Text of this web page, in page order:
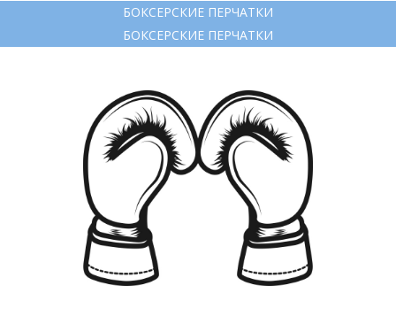
БОКСЕРСКИЕ ПЕРЧАТКИ
БОКСЕРСКИЕ ПЕРЧАТКИ